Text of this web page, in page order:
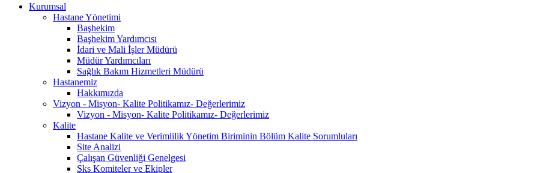
Kurumsal
Hastane Yönetimi
Başhekim
Başhekim Yardımcısı
İdari ve Mali İşler Müdürü
Müdür Yardımcıları
Sağlık Bakım Hizmetleri Müdürü
Hastanemiz
Hakkımızda
Vizyon - Misyon- Kalite Politikamız- Değerlerimiz
Vizyon - Misyon- Kalite Politikamız- Değerlerimiz
Kalite
Hastane Kalite ve Verimlilik Yönetim Biriminin Bölüm Kalite Sorumluları
Site Analizi
Çalışan Güvenliği Genelgesi
Sks Komiteler ve Ekipler